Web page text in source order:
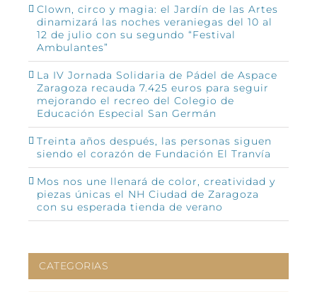
Clown, circo y magia: el Jardín de las Artes
dinamizará las noches veraniegas del 10 al
12 de julio con su segundo “Festival
Ambulantes”
La IV Jornada Solidaria de Pádel de Aspace
Zaragoza recauda 7.425 euros para seguir
mejorando el recreo del Colegio de
Educación Especial San Germán
Treinta años después, las personas siguen
siendo el corazón de Fundación El Tranvía
Mos nos une llenará de color, creatividad y
piezas únicas el NH Ciudad de Zaragoza
con su esperada tienda de verano
CATEGORIAS